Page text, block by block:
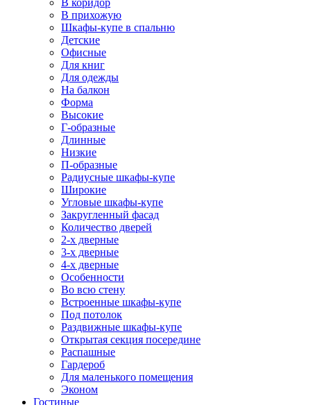
В коридор
В прихожую
Шкафы-купе в спальню
Детские
Офисные
Для книг
Для одежды
На балкон
Форма
Высокие
Г-образные
Длинные
Низкие
П-образные
Радиусные шкафы-купе
Широкие
Угловые шкафы-купе
Закругленный фасад
Количество дверей
2-х дверные
3-х дверные
4-х дверные
Особенности
Во всю стену
Встроенные шкафы-купе
Под потолок
Раздвижные шкафы-купе
Открытая секция посередине
Распашные
Гардероб
Для маленького помещения
Эконом
Гостиные